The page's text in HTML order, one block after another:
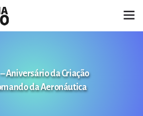
Aniversário da Criação
da Aeronáutica